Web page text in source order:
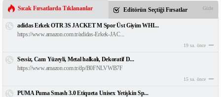
Sıcak Fırsatlarda Tıklananlar Editörün Seçtiği Fırsatlar Gizle
adidas Erkek OTR 3S JACKET M Spor Üst Giyim WHI...
https://www.amazon.com.tr/adidas-Erkek-JAC...
19 sa. önce
Sessiz, Cam Yüzeyli, Metal halkalı, Dekoratif D...
https://www.amazon.com.tr/dp/B0FNLVWB7F
15 sa. önce
PUMA Puma Smash 3.0 Etiqueta Unisex Yetişkin Sp...